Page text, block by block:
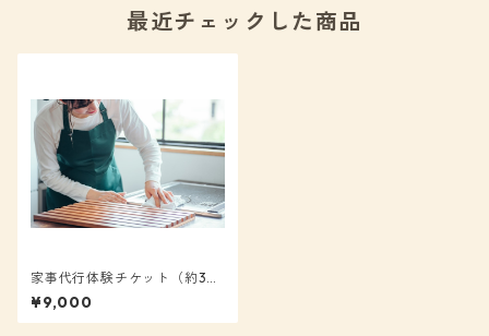
最近チェックした商品
家事代行体験チケット（約3時
間）
¥9,000